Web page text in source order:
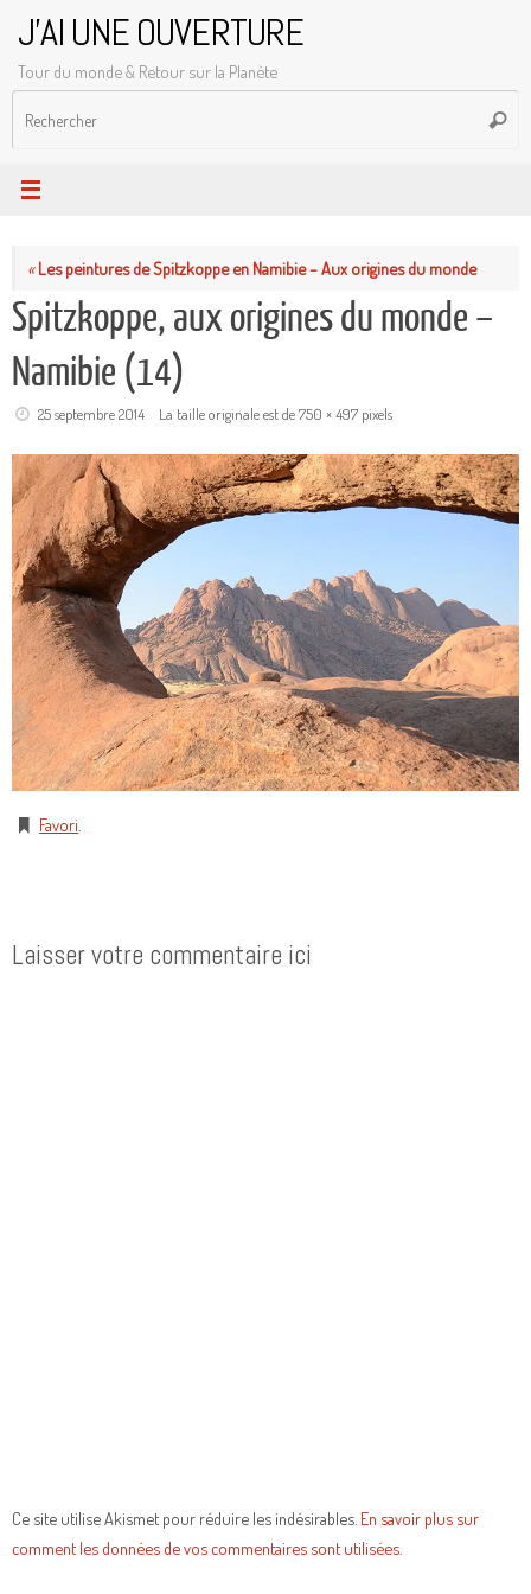
contenu
J'AI UNE OUVERTURE
Tour du monde & Retour sur la Planète
«Les peintures de Spitzkoppe en Namibie – Aux origines du monde
Spitzkoppe, aux origines du monde –
Namibie (14)
25 septembre 2014 La taille originale est de750 × 497pixels
Favori
Laisser votre commentaire ici
Ce site utilise Akismet pour réduire les indésirables. En savoir plus sur
comment les données de vos commentaires sont utilisées